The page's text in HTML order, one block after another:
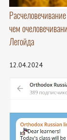
чем
Легойда
12.04.2024